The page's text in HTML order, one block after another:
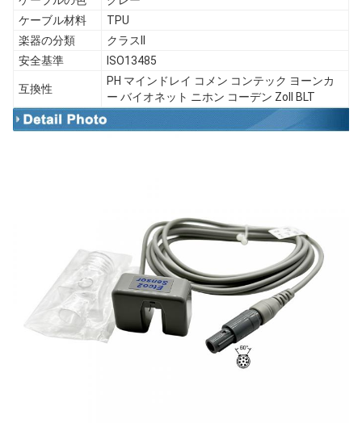
ケーブル材料
TPU
楽器の分類
クラスII
安全基準
ISO13485
互換性
PH マインドレイ コメン コンテック ヨーンカ
ー バイオネット ニホン コーデン Zoll BLT